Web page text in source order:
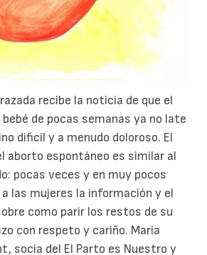
recibe la noticia de que el
de pocas semanas ya no late
dificil y a menudo doloroso. El
aborto espontáneo es similar al
pocas veces y en muy pocos
las mujeres la información y el
como parir los restos de su
con respeto y cariño. Maria
socia del El Parto es Nuestro y